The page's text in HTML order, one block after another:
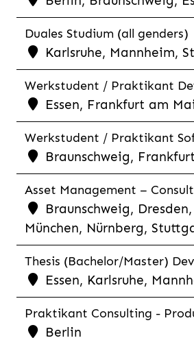
Duales Studium (all genders)
Karlsruhe, Mannheim,
Werkstudent / Praktikant
Essen, Frankfurt am
Werkstudent / Praktikant
Braunschweig,
Asset Management –
Braunschweig,
München, Nürnberg,
Thesis (Bachelor/Master)
Essen, Karlsruhe,
Praktikant Consulting -
Berlin